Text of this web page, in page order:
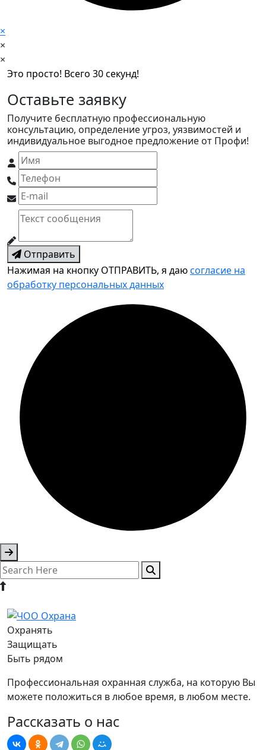
×
×
×
Это просто! Всего 30 секунд!
Оставьте заявку
Получите бесплатную профессиональную
консультацию, определение угроз, уязвимостей и
индивидуальное выгодное предложение от Профи!
Отправить
Нажимая на кнопку ОТПРАВИТЬ, я даюсогласие на
обработку персональных данных
Охранять
Защищать
Быть рядом
Профессиональная охранная служба, на которую Вы
можете положиться в любое время, в любом месте.
Рассказать о нас